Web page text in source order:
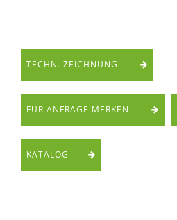
TECHN. ZEICHNUNG
FÜR ANFRAGE MERKEN
KATALOG